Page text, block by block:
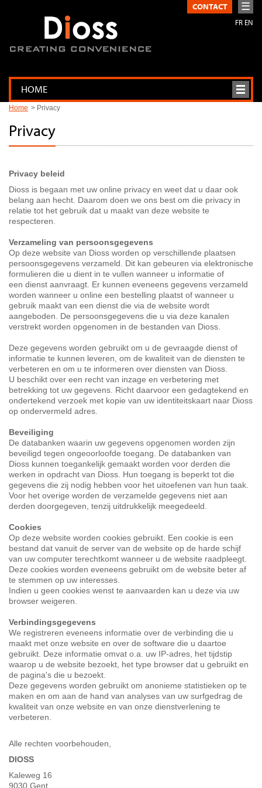
☰
CONTACT
FR EN
HOME
Home Privacy
Privacy
Privacy beleid
Dioss is begaan met uw online privacy en weet dat u daar ook
belang aan hecht. Daarom doen we ons best om die privacy in
relatie tot het gebruik dat u maakt van deze website te
respecteren.
Verzameling van persoonsgegevens
Op deze website van Dioss worden op verschillende plaatsen
persoonsgegevens verzameld. Dit kan gebeuren via elektronische
formulieren die u dient in te vullen wanneer u informatie of
een dienst aanvraagt. Er kunnen eveneens gegevens verzameld
worden wanneer u online een bestelling plaatst of wanneer u
gebruik maakt van een dienst die via de website wordt
aangeboden. De persoonsgegevens die u via deze kanalen
verstrekt worden opgenomen in de bestanden van Dioss.
Deze gegevens worden gebruikt om u de gevraagde dienst of
informatie te kunnen leveren, om de kwaliteit van de diensten te
verbeteren en om u te informeren over diensten van Dioss.
U beschikt over een recht van inzage en verbetering met
betrekking tot uw gegevens. Richt daarvoor een gedagtekend en
ondertekend verzoek met kopie van uw identiteitskaart naar Dioss
op ondervermeld adres.
Beveiliging
De databanken waarin uw gegevens opgenomen worden zijn
beveiligd tegen ongeoorloofde toegang. De databanken van
Dioss kunnen toegankelijk gemaakt worden voor derden die
werken in opdracht van Dioss. Hun toegang is beperkt tot die
gegevens die zij nodig hebben voor het uitoefenen van hun taak.
Voor het overige worden de verzamelde gegevens niet aan
derden doorgegeven, tenzij uitdrukkelijk meegedeeld.
Cookies
Op deze website worden cookies gebruikt. Een cookie is een
bestand dat vanuit de server van de website op de harde schijf
van uw computer terechtkomt wanneer u de website raadpleegt.
Deze cookies worden eveneens gebruikt om de website beter af
te stemmen op uw interesses.
Indien u geen cookies wenst te aanvaarden kan u deze via uw
browser weigeren.
Verbindingsgegevens
We registreren eveneens informatie over de verbinding die u
maakt met onze website en over de software die u daartoe
gebruikt. Deze informatie omvat o.a. uw IP-adres, het tijdstip
waarop u de website bezoekt, het type browser dat u gebruikt en
de pagina's die u bezoekt.
Deze gegevens worden gebruikt om anonieme statistieken op te
maken en om aan de hand van analyses van uw surfgedrag de
kwaliteit van onze website en van onze dienstverlening te
verbeteren.
Alle rechten voorbehouden,
DIOSS
Kaleweg 16
9030 Gent